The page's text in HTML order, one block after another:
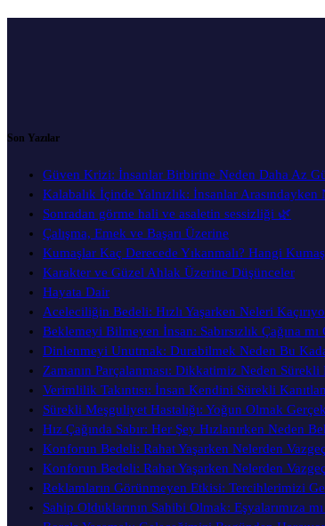
Son Yazılar
Güven Krizi: İnsanlar Birbirine Neden Daha Az
Kalabalık İçinde Yalnızlık: İnsanlar
Sonradan görme hali ve asaletin sessizliği 🌿
Çalışma, Emek ve Başarı Üzerine
Kumaşlar Kaç Derecede Yıkanmalı? Hangi
Karakter ve Güzel Ahlak Üzerine Düşünceler
Hayata Dair
Aceleciliğin Bedeli: Hızlı Yaşarken Neleri
Beklemeyi Bilmeyen İnsan: Sabırsızlık Çağına
Dinlenmeyi Unutmak: Durabilmek Neden Bu
Zamanın Parçalanması: Dikkatimiz Neden
Verimlilik Takıntısı: İnsan Kendini Sürekli
Sürekli Meşguliyet Hastalığı: Yoğun Olmak
Hız Çağında Sabır: Her Şey Hızlanırken Neden
Konforun Bedeli: Rahat Yaşarken Nelerden
Konforun Bedeli: Rahat Yaşarken Nelerden
Reklamların Görünmeyen Etkisi: Tercihlerimizi
Sahip Olduklarının Sahibi Olmak: Eşyalarımıza